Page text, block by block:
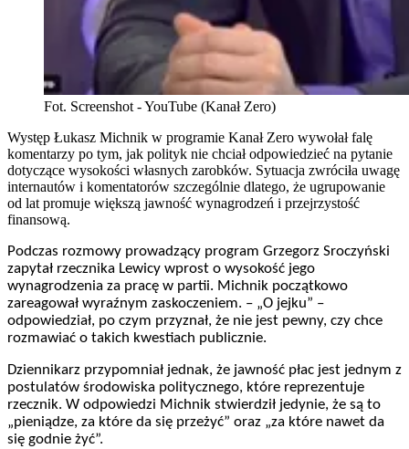
Fot. Screenshot - YouTube (Kanał Zero)
Występ Łukasz Michnik w programie Kanał Zero wywołał falę
komentarzy po tym, jak polityk nie chciał odpowiedzieć na pytanie
dotyczące wysokości własnych zarobków. Sytuacja zwróciła uwagę
internautów i komentatorów szczególnie dlatego, że ugrupowanie
od lat promuje większą jawność wynagrodzeń i przejrzystość
finansową.
Podczas rozmowy prowadzący program Grzegorz Sroczyński
zapytał rzecznika Lewicy wprost o wysokość jego
wynagrodzenia za pracę w partii. Michnik początkowo
zareagował wyraźnym zaskoczeniem. – „O jejku” –
odpowiedział, po czym przyznał, że nie jest pewny, czy chce
rozmawiać o takich kwestiach publicznie.
Dziennikarz przypomniał jednak, że jawność płac jest jednym z
postulatów środowiska politycznego, które reprezentuje
rzecznik. W odpowiedzi Michnik stwierdził jedynie, że są to
„pieniądze, za które da się przeżyć” oraz „za które nawet da
się godnie żyć”.